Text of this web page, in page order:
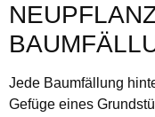
Jede Baumfällung
Gefüge eines